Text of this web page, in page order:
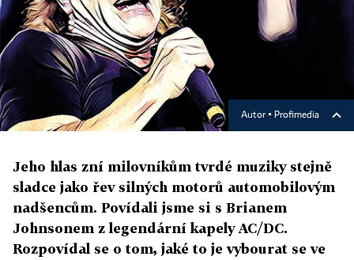
Autor ▪ Profimedia
Jeho hlas zní milovníkům tvrdé muziky stejně
sladce jako řev silných motorů automobilovým
nadšencům. Povídali jsme si s Brianem
Johnsonem z legendární kapely AC/DC.
Rozpovídal se o tom, jaké to je vybourat se ve